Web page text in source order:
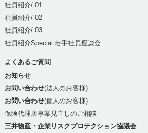
社員紹介/ 01
社員紹介/ 02
社員紹介/ 03
社員紹介Special 若手社員座談会
よくあるご質問
お知らせ
お問い合わせ(法人のお客様)
お問い合わせ(個人のお客様)
保険代理店事業見直しのご相談
三井物産・企業リスクプロテクション協議会